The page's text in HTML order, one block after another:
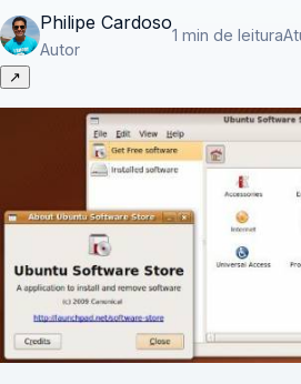
Philipe Cardoso
Autor
1 min de leitura
↗